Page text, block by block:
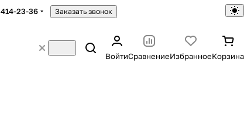
414-23-36 Заказать звонок
ВойтиСравнениеИзбранноеКорзина